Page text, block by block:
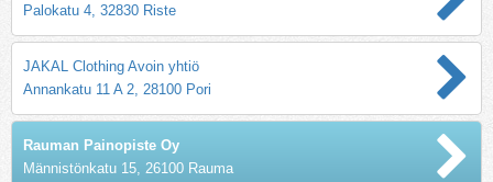
Palokatu 4, 32830 Riste
JAKAL Clothing Avoin yhtiö
Annankatu 11 A 2, 28100 Pori
Rauman Painopiste Oy
Männistönkatu 15, 26100 Rauma